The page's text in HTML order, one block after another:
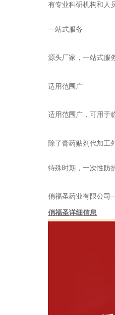
有专业科研机构和人
一站式服务
源头厂家，一站式服
适用范围广
适用范围广，可用于
除了膏药贴剂代加工
特殊时期，一次性防
俏福圣药业有限公司
俏福圣详细信息